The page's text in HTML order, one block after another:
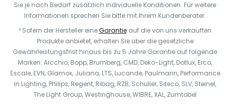
Sie je nach Bedarf zusätzlich individuelle Konditionen. Für weitere
Informationen sprechen Sie bitte mit Ihrem Kundenberater.
² Sofern der Hersteller eineGarantieauf die von uns verkauften
Produkte anbietet, erhalten Sie über die gesetzliche
Gewährleistungsfrist hinaus bis zu 5 Jahre Garantie auf folgende
Marken: Arcchio, Bopp, Brumberg, CMD, Deko-Light, Dotlux, Erco,
Escale, EVN, Glamox, Juliana, LTS, Lucande, Paulmann, Performance
in Lighting, Philips, Regent, Ribag, RZB, Schuller, Siteco, SLV, Steinel,
The Light Group, Westinghouse, WIBRE, XAL, Zumtobel